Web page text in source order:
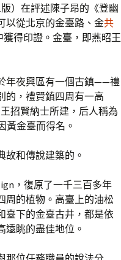
）在評述陳子昂的《登幽
以從北京的金臺路、金共
獲得印證。金臺，即燕昭王
年夜興區有一個古鎮——禮
的，禮賢鎮四周有一高
招賢納士所建，后人稱為
黃金臺而得名。
故和傳說建築的。
，復原了一千三百多年
周的植物。高臺上的油松
臺下的金臺古井，都是依
遠眺的盡佳地位。